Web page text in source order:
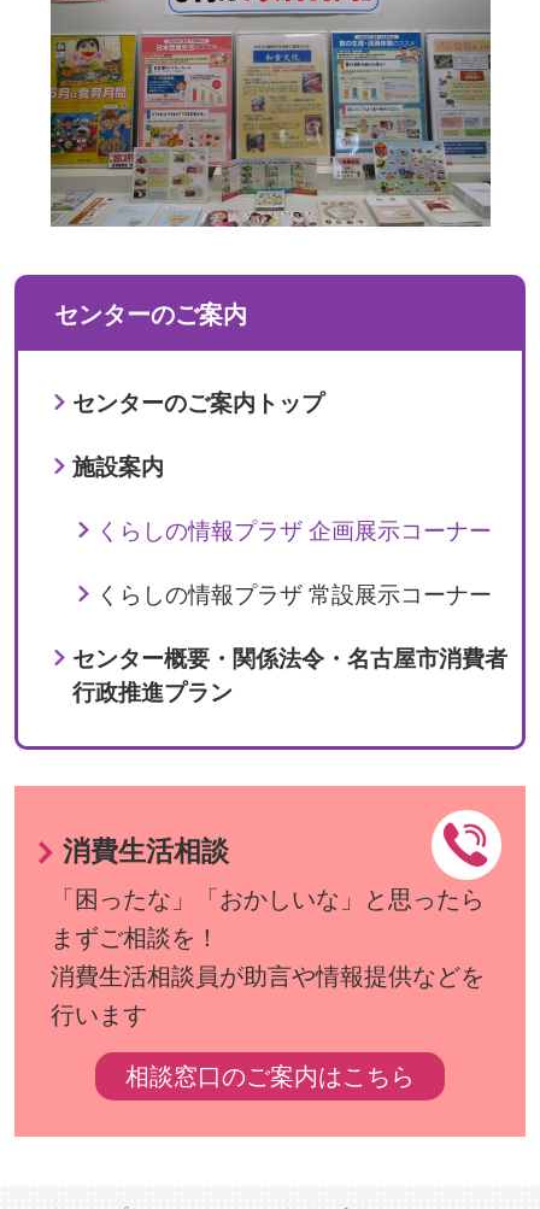
センターのご案内
センターのご案内トップ
施設案内
くらしの情報プラザ 企画展示コーナー
くらしの情報プラザ 常設展示コーナー
センター概要・関係法令・名古屋市消費者
行政推進プラン
消費生活相談
「困ったな」「おかしいな」と思ったら
まずご相談を！
消費生活相談員が助言や情報提供などを
行います
相談窓口のご案内はこちら